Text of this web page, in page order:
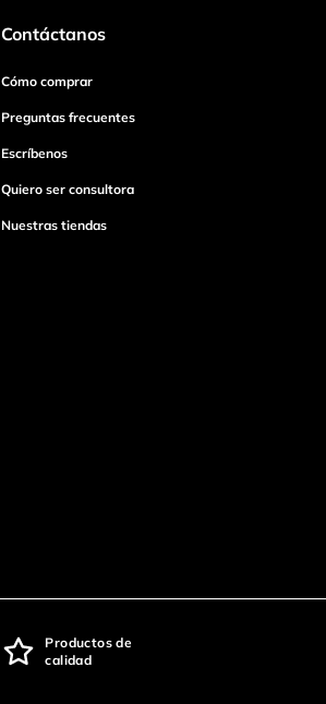
Contáctanos
Cómo comprar
Preguntas frecuentes
Escríbenos
Quiero ser consultora
Nuestras tiendas
Productos de
calidad